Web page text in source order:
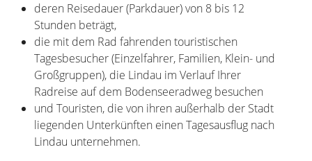
deren Reisedauer (Parkdauer) von 8 bis 12
Stunden beträgt,
die mit dem Rad fahrenden touristischen
Tagesbesucher (Einzelfahrer, Familien, Klein- und
Großgruppen), die Lindau im Verlauf Ihrer
Radreise auf dem Bodenseeradweg besuchen
und Touristen, die von ihren außerhalb der Stadt
liegenden Unterkünften einen Tagesausflug nach
Lindau unternehmen.